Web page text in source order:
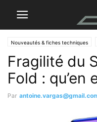
Nouveautés & fiches techniques
Fragilité du
Fold : qu’en
Par